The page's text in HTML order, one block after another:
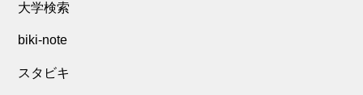
大学検索
biki-note
スタビキ